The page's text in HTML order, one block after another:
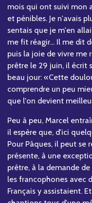
mois qui ont suivi mon
et pénibles. Je n'avais
sentais que je m'en
me fit réagir... Il me dit
puis la joie de vivre me
prêtre le 29 juin, il écrit
beau jour: «Cette
comprendre un peu
que l'on devient
Peu à peu, Marcel
il espère que, d'ici
Pour Pâques, il peut se
présente, à une
prêtre, à la demande
les francophones avec
Français y assistaient.